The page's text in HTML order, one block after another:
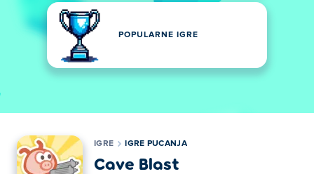
POPULARNE IGRE
IGRE IGRE PUCANJA
Cave Blast